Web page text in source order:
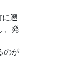
遡
、発
のが